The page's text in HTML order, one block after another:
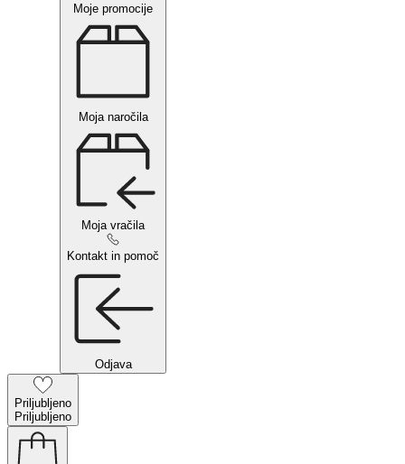
Moje promocije
Moja naročila
Moja vračila
Kontakt in pomoč
Odjava
Priljubljeno
Priljubljeno